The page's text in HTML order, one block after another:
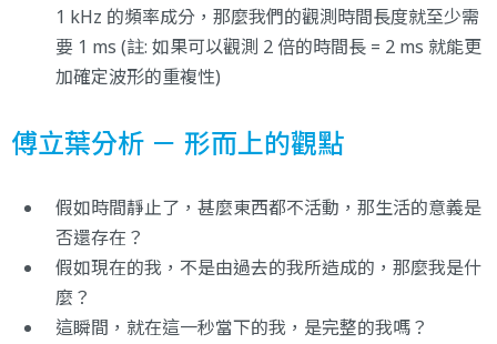
1 kHz 的頻率成分，那麼我們的觀測時間長度就至少需
要 1 ms (註: 如果可以觀測 2 倍的時間長 = 2 ms 就能更
加確定波形的重複性)
傅立葉分析 － 形而上的觀點
假如時間靜止了，甚麼東西都不活動，那生活的意義是
否還存在？
假如現在的我，不是由過去的我所造成的，那麼我是什
麼？
這瞬間，就在這一秒當下的我，是完整的我嗎？